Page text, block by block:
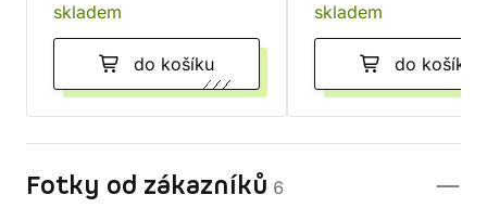
skladem
do košíku
skladem
do košíku
Fotky od zákazníků 6